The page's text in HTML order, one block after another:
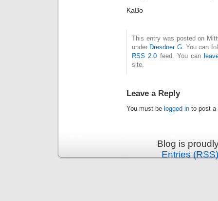
KaBo
This entry was posted on
under Dresdner G. You can
RSS 2.0 feed. You can
site.
Leave a Reply
You must be logged in to post a
Blog is
Entries (RSS)